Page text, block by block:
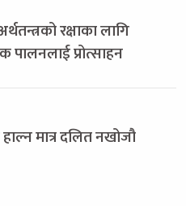
रक्षाका लागि
पालनलाई प्रोत्साहन
मात्र दलित नखोजौ